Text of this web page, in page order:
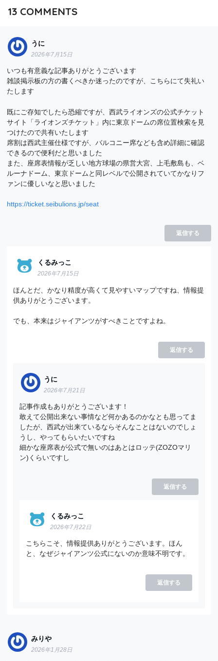
13COMMENTS
うに
2026年7月15日
いつも有意義な記事ありがとうございます
雑談掲示板の方の書くべきか迷ったのですが、こちらにて失礼い
たします
既にご存知でしたら恐縮ですが、西武ライオンズの公式チケット
サイト「ライオンズチケット」内に東京ドームの席位置検索を見
つけたので共有いたします
席割は西武主催仕様ですが、バルコニー席なども含め詳細に確認
できるので便利だと思いました
また、座席表情報が乏しい地方球場の県営大宮、上毛敷島も、ベ
ルーナドーム、東京ドームと同レベルで公開されていてかなりフ
ァンに優しいなと思いました
https://ticket.seibulions.jp/seat
返信する
くるみっこ
2026年7月15日
ほんとだ、かなり精度が高くて見やすいマップですね、情報提
供ありがとうございます。
でも、本来はジャイアンツがすべきことですよね。
返信する
うに
2026年7月21日
記事作成もありがとうございます！
敢えて公開出来ない事情など何かあるのかなとも思ってま
したが、西武が出来ているならそんなことはないのでしょ
うし、やってもらいたいですね
細かな座席表が公式で無いのはあとはロッテ(ZOZOマリ
ン)くらいですし
返信する
くるみっこ
2026年7月22日
こちらこそ、情報提供ありがとうございます。ほん
と、なぜジャイアンツ公式にないのか意味不明です。
返信する
みりや
2026年1月28日